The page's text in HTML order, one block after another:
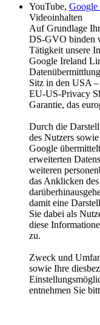
YouTube, Google
Videoinhalten
Auf Grundlage
DS-GVO binden
Tätigkeit unsere
Google Ireland
Sitz in den USA
EU-US-Privacy
Garantie, das
Durch die
des Nutzers
Google
erweiterten
weiteren
das Anklicken
damit eine
Sie dabei als
diese
zu.
Zweck und
sowie Ihre
entnehmen Sie